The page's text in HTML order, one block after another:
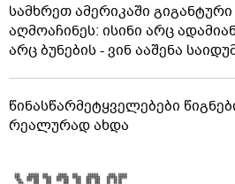
სამხრეთ ამერიკაში
აღმოაჩინეს: ისინი არც
არც ბუნების - ვინ ააშენა
წინასწარმეტყველებები
რეალურად ახდა